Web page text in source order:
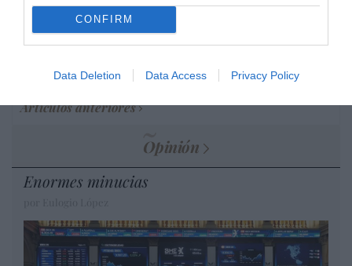
CONFIRM
Data Deletion Data Access Privacy Policy
Audiencia Nacional prorroga seis meses la
investigación del caso Koldo, ante el
por Redacción
Artículos anteriores
Opinión
Enormes minucias